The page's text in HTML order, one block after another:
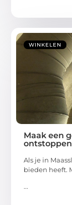
WINKELEN
Maak een
Als je in
bieden heeft.
...